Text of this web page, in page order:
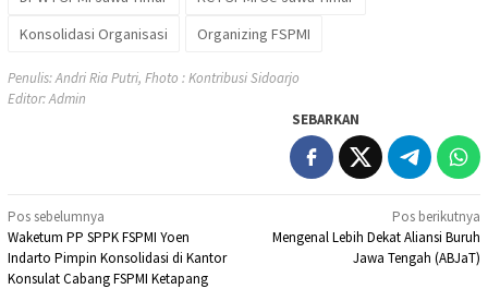
Konsolidasi Organisasi
Organizing FSPMI
Penulis: Andri Ria Putri, Fhoto : Kontribusi Sidoarjo
Editor: Admin
SEBARKAN
Navigasi
pos
Pos sebelumnya
Waketum PP SPPK FSPMI Yoen
Indarto Pimpin Konsolidasi di Kantor
Konsulat Cabang FSPMI Ketapang
Pos berikutnya
Mengenal Lebih Dekat Aliansi Buruh
Jawa Tengah (ABJaT)